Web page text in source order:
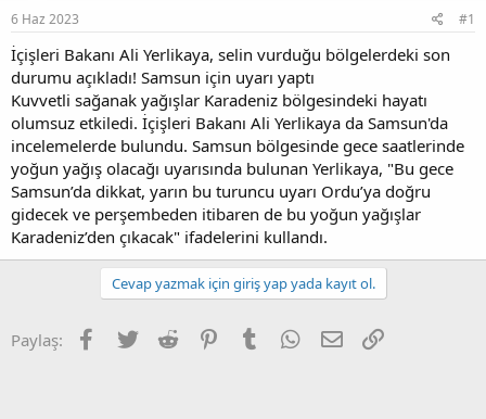
u
b
a
ş
l
a
t
a
n
g
ı
ç
a
r
h
i
6 Haz 2023 #1
İçişleri Bakanı Ali Yerlikaya, selin vurduğu bölgelerdeki son
durumu açıkladı! Samsun için uyarı yaptı
Kuvvetli sağanak yağışlar Karadeniz bölgesindeki hayatı
olumsuz etkiledi. İçişleri Bakanı Ali Yerlikaya da Samsun'da
incelemelerde bulundu. Samsun bölgesinde gece saatlerinde
yoğun yağış olacağı uyarısında bulunan Yerlikaya, "Bu gece
Samsun’da dikkat, yarın bu turuncu uyarı Ordu’ya doğru
gidecek ve perşembeden itibaren de bu yoğun yağışlar
Karadeniz’den çıkacak" ifadelerini kullandı.
Cevap yazmak için giriş yap yada kayıt ol.
Paylaş: Facebook
Twitter Reddit PinterestTumblr WhatsApp
E-posta